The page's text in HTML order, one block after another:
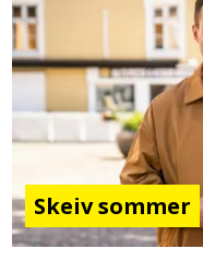
Skeiv sommer